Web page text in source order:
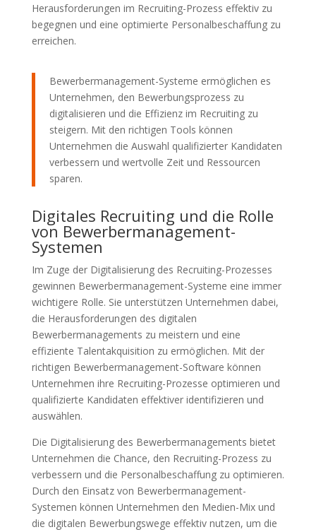
Herausforderungen im Recruiting-Prozess effektiv zu
begegnen und eine optimierte Personalbeschaffung zu
erreichen.
Bewerbermanagement-Systeme ermöglichen es
Unternehmen, den Bewerbungsprozess zu
digitalisieren und die Effizienz im Recruiting zu
steigern. Mit den richtigen Tools können
Unternehmen die Auswahl qualifizierter Kandidaten
verbessern und wertvolle Zeit und Ressourcen
sparen.
Digitales Recruiting und die Rolle
von Bewerbermanagement-
Systemen
Im Zuge der Digitalisierung des Recruiting-Prozesses
gewinnen Bewerbermanagement-Systeme eine immer
wichtigere Rolle. Sie unterstützen Unternehmen dabei,
die Herausforderungen des digitalen
Bewerbermanagements zu meistern und eine
effiziente Talentakquisition zu ermöglichen. Mit der
richtigen Bewerbermanagement-Software können
Unternehmen ihre Recruiting-Prozesse optimieren und
qualifizierte Kandidaten effektiver identifizieren und
auswählen.
Die Digitalisierung des Bewerbermanagements bietet
Unternehmen die Chance, den Recruiting-Prozess zu
verbessern und die Personalbeschaffung zu optimieren.
Durch den Einsatz von Bewerbermanagement-
Systemen können Unternehmen den Medien-Mix und
die digitalen Bewerbungswege effektiv nutzen, um die